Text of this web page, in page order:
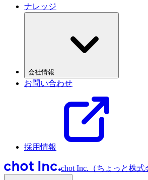
ナレッジ
会社情報
お問い合わせ
採用情報
chot Inc.（ちょっと株式